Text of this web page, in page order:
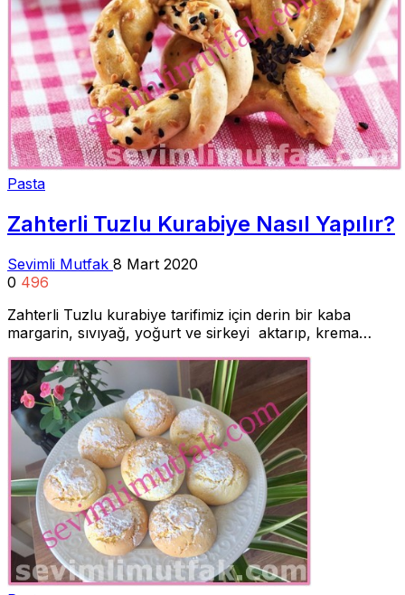
Pasta
Zahterli Tuzlu Kurabiye Nasıl Yapılır?
Sevimli Mutfak 8 Mart 2020
0 496
Zahterli Tuzlu kurabiye tarifimiz için derin bir kaba
margarin, sıvıyağ, yoğurt ve sirkeyi aktarıp, krema…